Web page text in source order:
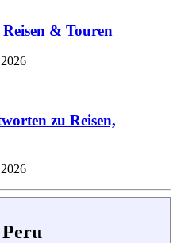
& Touren
zu Reisen,